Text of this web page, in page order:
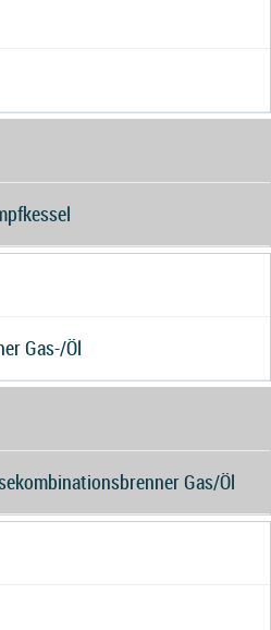
Gas-/Öl
Gas/Öl